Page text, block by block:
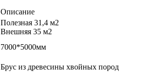
Описание
Полезная 31,4 м2
Внешняя 35 м2
7000*5000мм
Брус из древесины хвойных пород